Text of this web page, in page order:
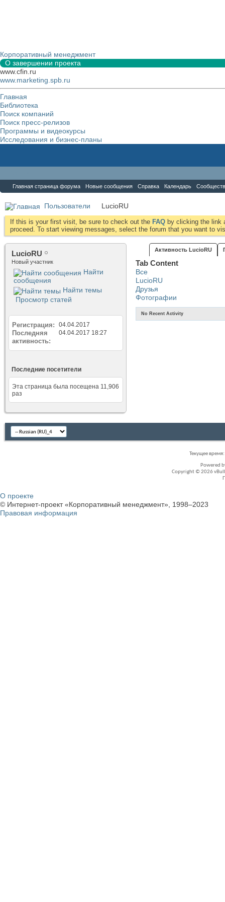
Корпоративный менеджмент
О завершении проекта
www.cfin.ru
www.marketing.spb.ru
Главная
Библиотека
Поиск компаний
Поиск пресс-релизов
Программы и видеокурсы
Исследования и бизнес-планы
Главная страница форума Новые сообщения Справка Календарь
Пользователи LucioRU
If this is your first visit, be sure to check out the FAQ by clicking the link
proceed. To start viewing messages, select the forum that you want to
LucioRU
Новый участник
Найти
сообщения
Найти темы
Просмотр статей
Регистрация 04.04.2017
Последняя
активность
04.04.2017 18:27
Последние посетители
Эта страница была посещена 11,906
раз
Активность LucioRU
Tab Content
Все
LucioRU
Друзья
Фотографии
No Recent Activity
Текущее время:
Powered
Copyright © 2026
О проекте
© Интернет-проект «Корпоративный менеджмент», 1998–2023
Правовая информация